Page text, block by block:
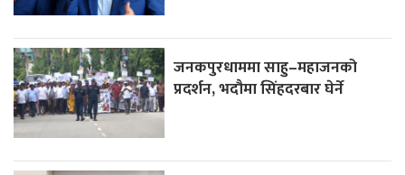
जनकपुरधाममा साहु–महाजनको
प्रदर्शन, भदौमा सिंहदरबार घेर्ने